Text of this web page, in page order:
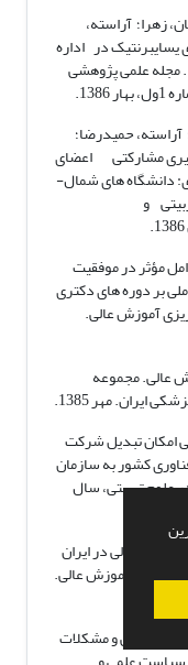
زهرا؛ آراسته،
یسایبرنتیک در اداره
مجله علمی پژوهشی
حمیدرضا؛
مشارکتی اعضای
دانشگاه های شمال-
و
مؤثر در موفقیت
بر دوره های دکتری
آموزش عالی.
عالی. مجموعه
مهر 1385.
امکان تبدیل شرکت
کشور به سازمان
علوم تربیتی، سال
عالی در ایران
در آموزش عالی.
تاریخی و مشکلات